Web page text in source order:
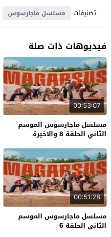
تصنيفات
مسلسل ماجارسوس
فيديوهات ذات صلة
00:53:07
مسلسل ماجارسوس الموسم
الثاني الحلقة 8 والاخيرة
00:51:28
مسلسل ماجارسوس الموسم
الثاني الحلقة 6